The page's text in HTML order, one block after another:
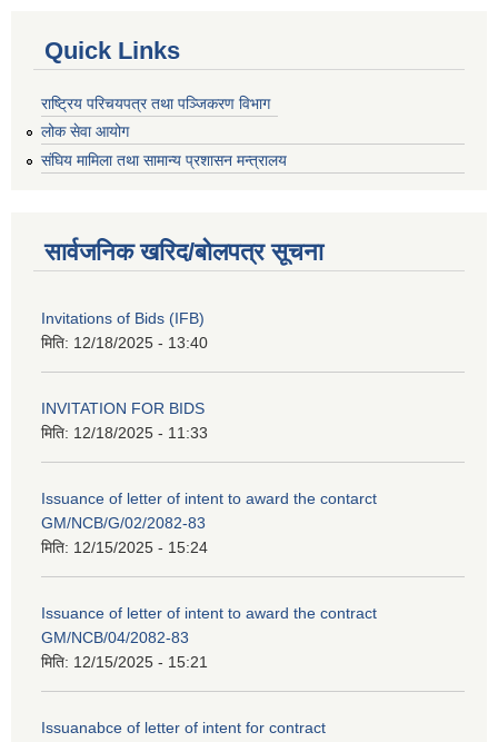
Quick Links
राष्ट्रिय परिचयपत्र तथा पञ्जिकरण विभाग
लोक सेवा आयोग
संघिय मामिला तथा सामान्य प्रशासन मन्त्रालय
सार्वजनिक खरिद/बोलपत्र सूचना
Invitations of Bids (IFB)
मिति: 12/18/2025 - 13:40
INVITATION FOR BIDS
मिति: 12/18/2025 - 11:33
Issuance of letter of intent to award the contarct
GM/NCB/G/02/2082-83
मिति: 12/15/2025 - 15:24
Issuance of letter of intent to award the contract
GM/NCB/04/2082-83
मिति: 12/15/2025 - 15:21
Issuanabce of letter of intent for contract